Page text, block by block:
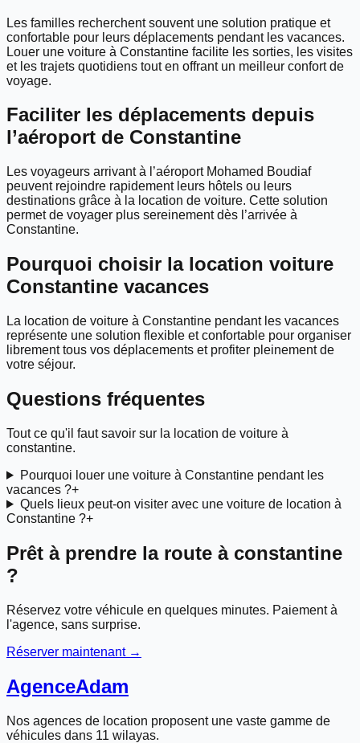
Les familles recherchent souvent une solution pratique et
confortable pour leurs déplacements pendant les vacances.
Louer une voiture à Constantine facilite les sorties, les visites
et les trajets quotidiens tout en offrant un meilleur confort de
voyage.
Faciliter les déplacements depuis
l’aéroport de Constantine
Les voyageurs arrivant à l’aéroport Mohamed Boudiaf
peuvent rejoindre rapidement leurs hôtels ou leurs
destinations grâce à la location de voiture. Cette solution
permet de voyager plus sereinement dès l’arrivée à
Constantine.
Pourquoi choisir la location voiture
Constantine vacances
La location de voiture à Constantine pendant les vacances
représente une solution flexible et confortable pour organiser
librement tous vos déplacements et profiter pleinement de
votre séjour.
Questions fréquentes
Tout ce qu'il faut savoir sur la location de voiture à
constantine.
Pourquoi louer une voiture à Constantine pendant les
vacances ?+
Quels lieux peut-on visiter avec une voiture de location à
Constantine ?+
Prêt à prendre la route à constantine
?
Réservez votre véhicule en quelques minutes. Paiement à
l'agence, sans surprise.
Réserver maintenant →
AgenceAdam
Nos agences de location proposent une vaste gamme de
véhicules dans 11 wilayas.